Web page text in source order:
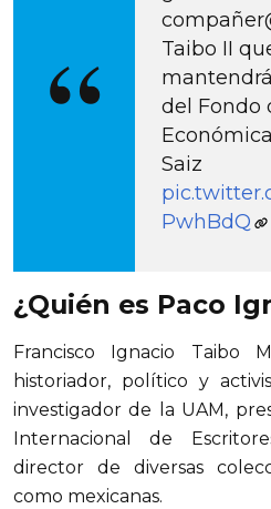
Taibo II
del Fondo
Saiz
PwhBdQ
¿Quién es Paco
Francisco Ignacio Taibo
historiador, político y
investigador de la UAM,
Internacional de
director de diversas
como mexicanas.